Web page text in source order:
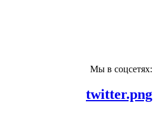
Мы в соцсетях:
twitter.png